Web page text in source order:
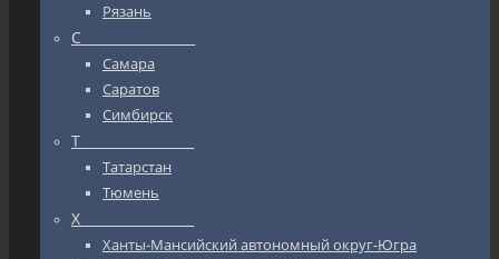
Рязань
С_________________
Самара
Саратов
Симбирск
Т_________________
Татарстан
Тюмень
Х_________________
Ханты-Мансийский автономный округ-Югра